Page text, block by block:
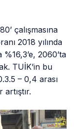
çalışmasına
2018 yılında
2060’ta
TUİK’in bu
– 0,4 arası